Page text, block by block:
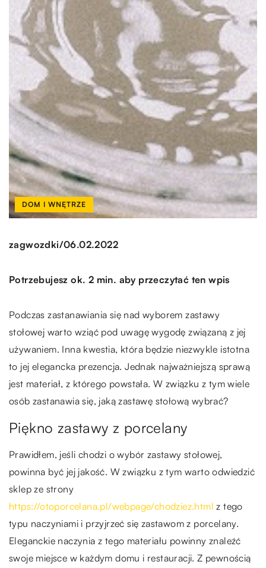
DOM I WNĘTRZE
zagwozdki/06.02.2022
Potrzebujesz ok. 2 min. aby przeczytać ten wpis
Podczas zastanawiania się nad wyborem zastawy
stołowej warto wziąć pod uwagę wygodę związaną z jej
używaniem. Inna kwestia, która będzie niezwykle istotna
to jej elegancka prezencja. Jednak najważniejszą sprawą
jest materiał, z którego powstała. W związku z tym wiele
osób zastanawia się, jaką zastawę stołową wybrać?
Piękno zastawy z porcelany
Prawidłem, jeśli chodzi o wybór zastawy stołowej,
powinna być jej jakość. W związku z tym warto odwiedzić
sklep ze strony
https://otoporcelana.pl/webpage/chodziez.html z tego
typu naczyniami i przyjrzeć się zastawom z porcelany.
Eleganckie naczynia z tego materiału powinny znaleźć
swoje miejsce w każdym domu i restauracji. Z pewnością